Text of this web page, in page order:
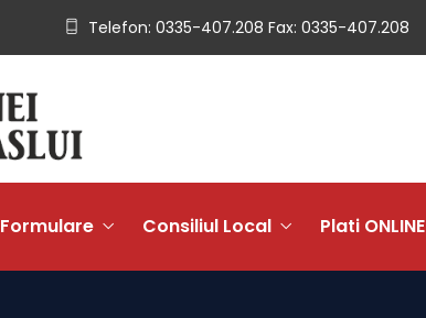
Telefon: 0335-407.208 Fax: 0335-407.208
Formulare Consiliul Local Plati ONLINE